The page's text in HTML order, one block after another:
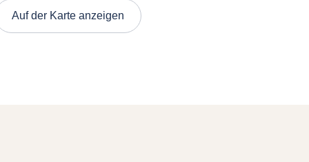
Auf der Karte anzeigen